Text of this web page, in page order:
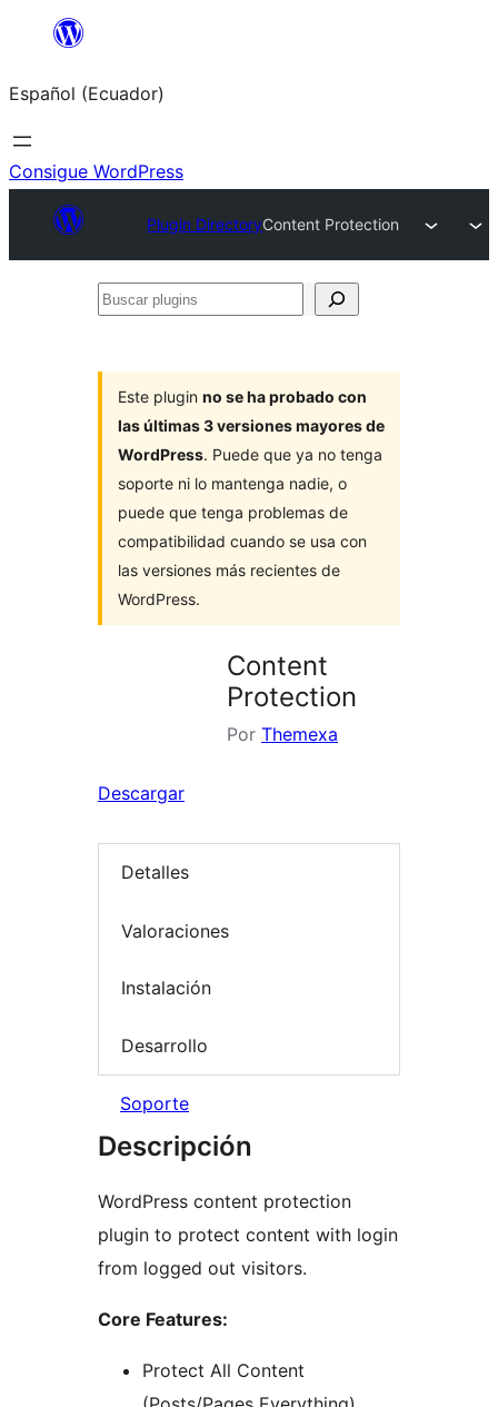
Saltar
contenido
Español (Ecuador)
Consigue WordPress
Plugin DirectoryContent Protection
Buscar
Este plugin no se ha probado con
las últimas 3 versiones mayores de
WordPress. Puede que ya no tenga
soporte ni lo mantenga nadie, o
puede que tenga problemas de
compatibilidad cuando se usa con
las versiones más recientes de
WordPress.
Content
Protection
Por Themexa
Descargar
Detalles
Valoraciones
Instalación
Desarrollo
Soporte
Descripción
WordPress content protection
plugin to protect content with login
from logged out visitors.
Core Features:
Protect All Content